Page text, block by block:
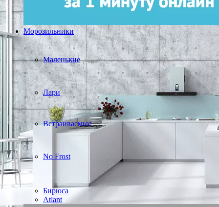
Морозильники
Маленькие
Лари
Встраиваемые
No Frost
Бирюса
Atlant